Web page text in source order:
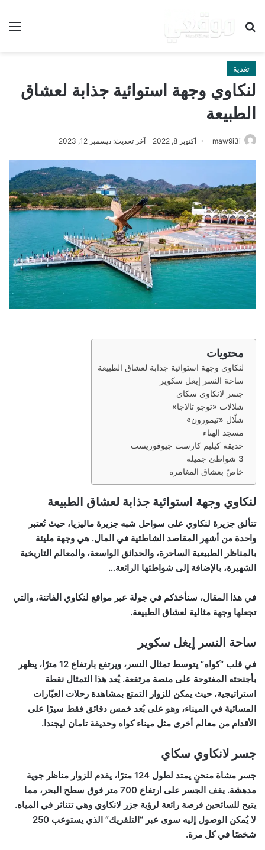
بحث عن
تغذية
لنكاوي وجهة استوائية جذابة لعشاق
الطبيعة
maw9i3i أكتوبر 8, 2022 آخر تحديث: ديسمبر 12, 2023
محتويات
لنكاوي وجهة استوائية جذابة لعشاق الطبيعة
ساحة النسر إيغل سكوير
جسر لانكاوي سكاي
شلالات «توجو تالاجا»
شلّال «تيمورون»
مسجد الهناء
حديقة كيليم كارست جيوفوريست
3 شواطئ جميلة
خاصّ بعشاق المغامرة
لنكاوي وجهة استوائية جذابة لعشاق الطبيعة
تتألق جزيرة لنكاوي على سواحل شبه جزيرة ماليزيا، حيث تُعتبر
واحدة من أشهر المقاصد الشاطئية في المال. هي وجهة مليئة
بالمناظر الطبيعية الساحرة، والحدائق الواسعة، والمعالم التاريخية
الشهيرة، بالإضافة إلى شواطئها الرائعة…
في هذا المقال، سنأخذكم في جولة عبر مواقع لنكاوي الفاتنة، والتي
تجعلها وجهة مثالية لعشاق الطبيعة.
ساحة النسر إيغل سكوير
في قلب “كواه” يتوسط تمثال النسر، ويرتفع بارتفاع 12 مترًا، يظهر
بأجنحته المفتوحة على منصة مرتفعة. يُعد هذا التمثال نقطة
استراتيجية، حيث يمكن للزوار التمتع بمشاهدة رحلات العبّارات
المسائية في الميناء، وهو على بُعد خمس دقائق فقط سيرًا على
الأقدام من معالم أخرى مثل ميناء كواه وحديقة تامان ليجندا.
جسر لانكاوي سكاي
جسر مشاة منحنٍ يمتد لطول 124 مترًا، يقدم للزوار مناظر جوية
مدهشة. يقف الجسر على ارتفاع 700 متر فوق سطح البحر، مما
يتيح للسائحين فرصة رائعة لرؤية جزر لانكاوي وهي تتناثر في المياه.
لا يُمكن الوصول إليه سوى عبر “التلفريك” الذي يستوعب 250
شخصًا في كل مرة.